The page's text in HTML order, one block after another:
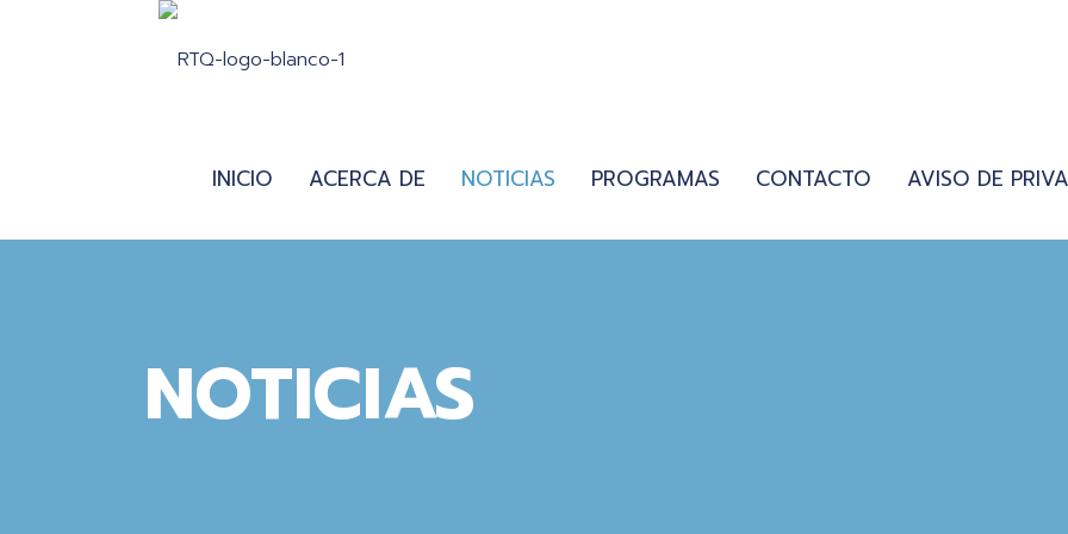
INICIO ACERCA DE NOTICIAS PROGRAMAS CONTACTO AVISO DE
NOTICIAS